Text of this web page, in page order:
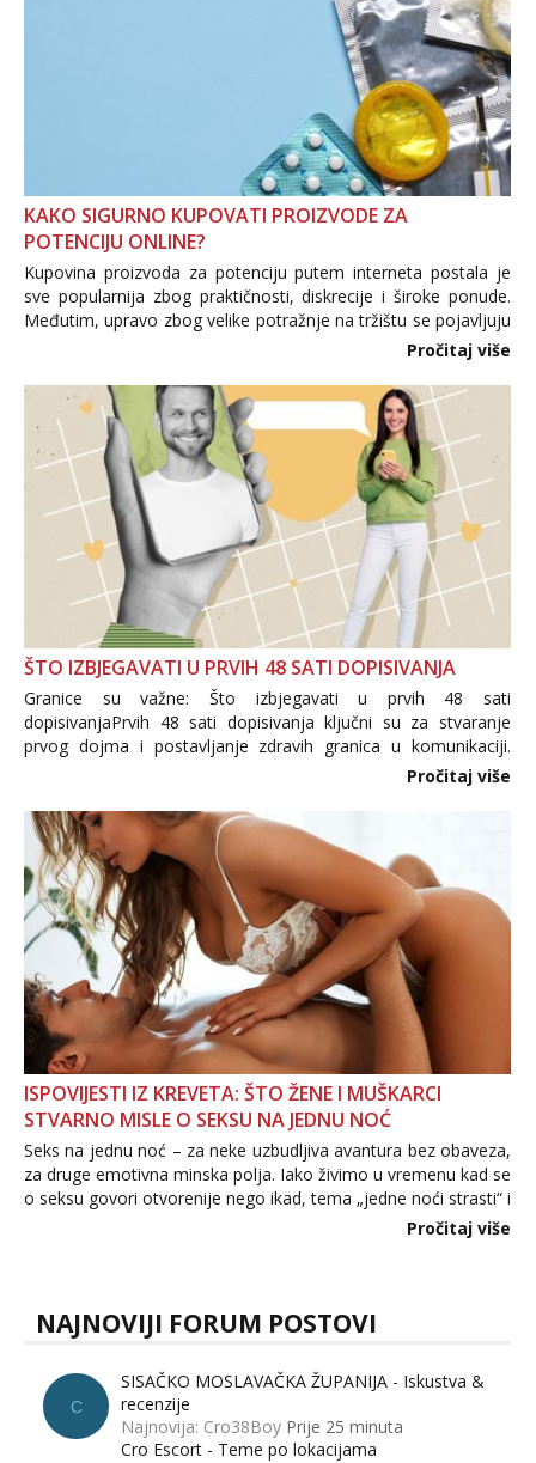
KAKO SIGURNO KUPOVATI PROIZVODE ZA
POTENCIJU ONLINE?
Kupovina proizvoda za potenciju putem interneta postala je
sve popularnija zbog praktičnosti, diskrecije i široke ponude.
Međutim, upravo zbog velike potražnje na tržištu se pojavljuju
i brojni krivotvoreni proizvodi, nepouzdane internetske
Pročitaj više
ŠTO IZBJEGAVATI U PRVIH 48 SATI DOPISIVANJA
Granice su važne: Što izbjegavati u prvih 48 sati
dopisivanjaPrvih 48 sati dopisivanja ključni su za stvaranje
prvog dojma i postavljanje zdravih granica u komunikaciji.
Važno je izbjeći prebrzo otkrivanje osobnih ili intimnih
informacija, jer nepoznata osoba još nije zaslužila to
povjerenje. Takođe...
Pročitaj više
ISPOVIJESTI IZ KREVETA: ŠTO ŽENE I MUŠKARCI
STVARNO MISLE O SEKSU NA JEDNU NOĆ
Seks na jednu noć – za neke uzbudljiva avantura bez obaveza,
za druge emotivna minska polja. Iako živimo u vremenu kad se
o seksu govori otvorenije nego ikad, tema „jedne noći strasti“ i
dalje izaziva burne rasprave. Što zapravo misle žene, a što
Pročitaj više
NAJNOVIJI FORUM POSTOVI
C
SISAČKO MOSLAVAČKA ŽUPANIJA - Iskustva &
recenzije
Najnovija: Cro38Boy Prije 25 minuta
Cro Escort - Teme po lokacijama